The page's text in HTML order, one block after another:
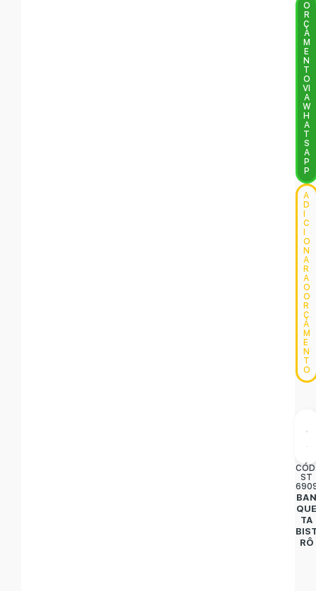
O
R
Ç
A
M
E
N
T
O
VI
A
W
H
A
T
S
A
P
P
A
D
C
O
N
A
R
A
O
O
R
Ç
A
M
E
N
T
O
ST
TA
RÔ